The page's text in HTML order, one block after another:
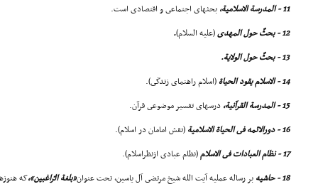
11 - المدرسة الاسلامیة،
بحثهاى اجتماعى و اقتصادى است.
12 - بحثٌ حول المهدى
(علیه السلام).
13 - بحثٌ حول الولایة.
14 - الاسلام یقود الحیاة
(اسلام راهنماى زندگى).
15 - المدرسة القرآنیة،
درسهاى تفسیر موضوعى قرآن.
16 - دورالائمه فى الحیاة الاسلامیة
(نقش امامان در اسلام).
17 - نظام العبادات فى الاسلام
(نظام عبادى ازنظراسلام).
18 - حاشیه
بر رساله عملیه آیت الله شیخ مرتضى آل یاسین، تحت عنوان«بلغة الرّاغبین»،که